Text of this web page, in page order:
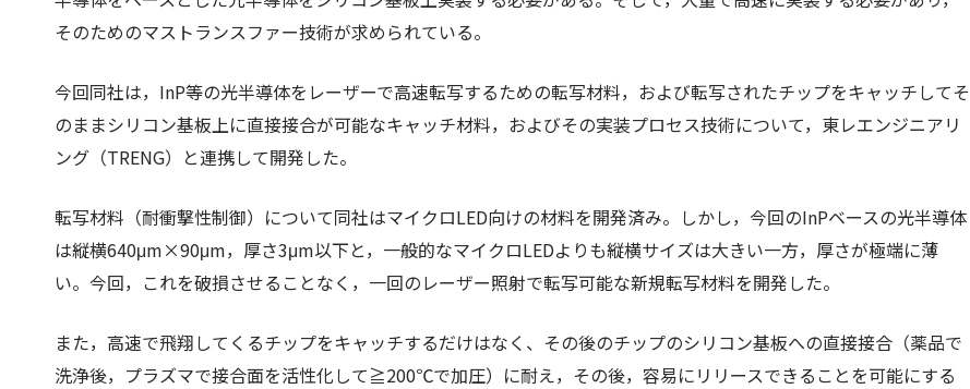
そのためのマストランスファー技術が求められている。
今回同社は，InP等の光半導体をレーザーで高速転写するための転写材料，および転写されたチップをキャッチしてそ
のままシリコン基板上に直接接合が可能なキャッチ材料，およびその実装プロセス技術について，東レエンジニアリ
ング（TRENG）と連携して開発した。
転写材料（耐衝撃性制御）について同社はマイクロLED向けの材料を開発済み。しかし，今回のInPベースの光半導体
は縦横640μm×90μm，厚さ3μm以下と，一般的なマイクロLEDよりも縦横サイズは大きい一方，厚さが極端に薄
い。今回，これを破損させることなく，一回のレーザー照射で転写可能な新規転写材料を開発した。
また，高速で飛翔してくるチップをキャッチするだけはなく、その後のチップのシリコン基板への直接接合（薬品で
洗浄後，プラズマで接合面を活性化して≧200℃で加圧）に耐え，その後，容易にリリースできることを可能にする